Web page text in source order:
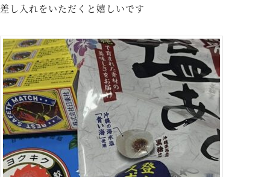
差し入れをいただくと嬉しいです